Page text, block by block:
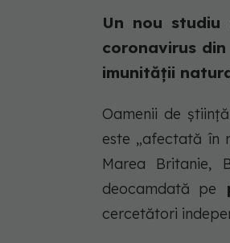
Un nou
coronavirus
imunității
Oamenii de
este „afectată în
Marea Britanie,
deocamdată pe
cercetători